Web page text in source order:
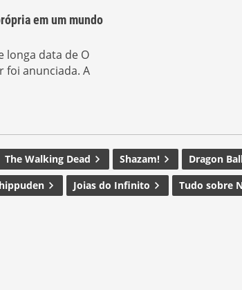
em um mundo
longa data de O
foi anunciada. A
The Walking Dead Shazam!
Dragon
Joias do Infinito
Tudo sobre